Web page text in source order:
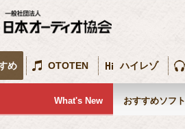
め
What's New おすすめソフト
OTOTEN ハイレゾ